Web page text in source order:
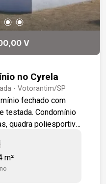
V
no Cyrela
- Votorantim/SP
fechado com
Condomínio
quadra poliesportiva,
m²